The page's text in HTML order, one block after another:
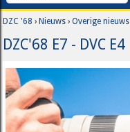
DZC '68 ›Nieuws ›Overige nieuws
DZC'68 E7 - DVC E4